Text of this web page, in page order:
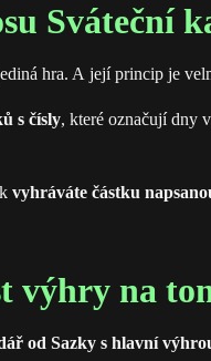
Sváteční
hra. A její princip je
s čísly, které označují dny
vyhráváte částku
výhry na
od Sazky s hlavní